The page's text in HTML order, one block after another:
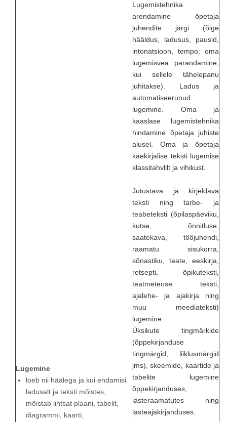
Lugemine
loeb nii häälega ja kui endamisi
ladusalt ja teksti mõistes;
mõistab lihtsat plaani, tabelit,
diagrammi, kaarti;
Lugemistehnika
arendamine õpetaja
juhendite järgi (õige
hääldus, ladusus, pausid,
intonatsioon, tempo; oma
lugemisvea parandamine,
kui sellele tähelepanu
juhitakse). Ladus ja
automatiseerunud
lugemine. Oma ja
kaaslase lugemistehnika
hindamine õpetaja juhiste
alusel. Oma ja õpetaja
käekirjalise teksti lugemise
klassitahvlilt ja vihikust.
Jutustava ja kirjeldava
teksti ning tarbe- ja
teabeteksti (õpilaspäeviku,
kutse, õnnitluse,
saatekava, tööjuhendi,
raamatu sisukorra,
sõnastiku, teate, eeskirja,
retsepti, õpikuteksti,
teatmeteose teksti,
ajalehe- ja ajakirja ning
muu meediateksti)
lugemine.
Üksikute tingmärkide
(õppekirjanduse
tingmärgid, liiklusmärgid
jms), skeemide, kaartide ja
tabelite lugemine
õppekirjanduses,
lasteraamatutes ning
lasteajakirjanduses.